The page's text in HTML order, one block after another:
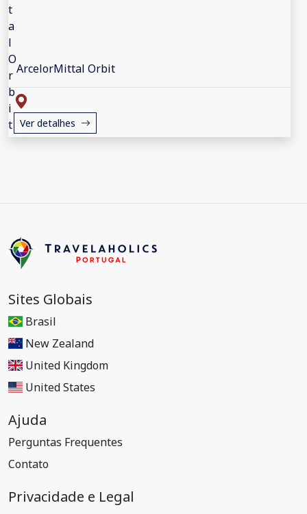
ArcelorMittal Orbit
Ver detalhes
Sites Globais
Brasil
New Zealand
United Kingdom
United States
Ajuda
Perguntas Frequentes
Contato
Privacidade e Legal